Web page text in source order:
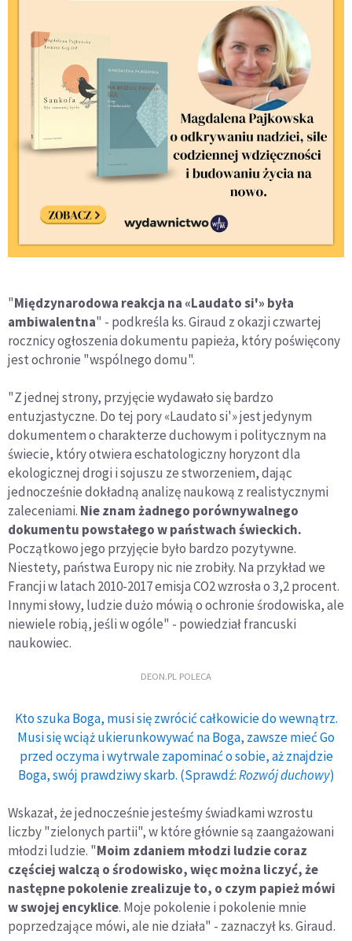
"Międzynarodowa reakcja na «Laudato si'» była
ambiwalentna" - podkreśla ks. Giraud z okazji czwartej
rocznicy ogłoszenia dokumentu papieża, który poświęcony
jest ochronie "wspólnego domu".
"Z jednej strony, przyjęcie wydawało się bardzo
entuzjastyczne. Do tej pory «Laudato si'» jest jedynym
dokumentem o charakterze duchowym i politycznym na
świecie, który otwiera eschatologiczny horyzont dla
ekologicznej drogi i sojuszu ze stworzeniem, dając
jednocześnie dokładną analizę naukową z realistycznymi
zaleceniami. Nie znam żadnego porównywalnego
dokumentu powstałego w państwach świeckich.
Początkowo jego przyjęcie było bardzo pozytywne.
Niestety, państwa Europy nic nie zrobiły. Na przykład we
Francji w latach 2010-2017 emisja CO2 wzrosła o 3,2 procent.
Innymi słowy, ludzie dużo mówią o ochronie środowiska, ale
niewiele robią, jeśli w ogóle" - powiedział francuski
naukowiec.
DEON.PL POLECA
Kto szuka Boga, musi się zwrócić całkowicie do wewnątrz.
Musi się wciąż ukierunkowywać na Boga, zawsze mieć Go
przed oczyma i wytrwale zapominać o sobie, aż znajdzie
Boga, swój prawdziwy skarb. (Sprawdź:Rozwój duchowy)
Wskazał, że jednocześnie jesteśmy świadkami wzrostu
liczby "zielonych partii", w które głównie są zaangażowani
młodzi ludzie. "Moim zdaniem młodzi ludzie coraz
częściej walczą o środowisko, więc można liczyć, że
następne pokolenie zrealizuje to, o czym papież mówi
w swojej encyklice. Moje pokolenie i pokolenie mnie
poprzedzające mówi, ale nie działa" - zaznaczył ks. Giraud.